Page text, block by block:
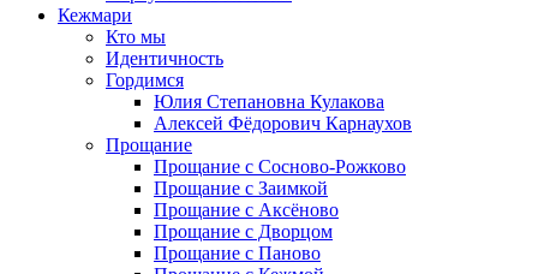
Кежмари
Кто мы
Идентичность
Гордимся
Юлия Степановна Кулакова
Алексей Фёдорович Карнаухов
Прощание
Прощание с Сосново-Рожково
Прощание с Заимкой
Прощание с Аксёново
Прощание с Дворцом
Прощание с Паново